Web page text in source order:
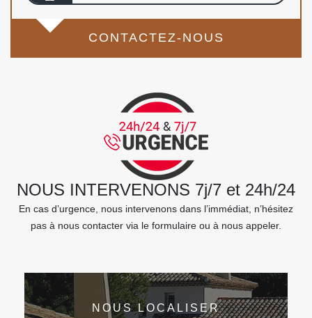
CONTACTEZ-NOUS
NOUS INTERVENONS 7j/7 et 24h/24
En cas d’urgence, nous intervenons dans l’immédiat, n’hésitez
pas à nous contacter via le formulaire ou à nous appeler.
NOUS LOCALISER